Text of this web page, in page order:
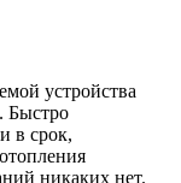
устройства
Быстро
в срок,
никаких нет.